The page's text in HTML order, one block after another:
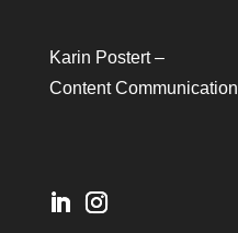
Karin Postert –
Content Communication